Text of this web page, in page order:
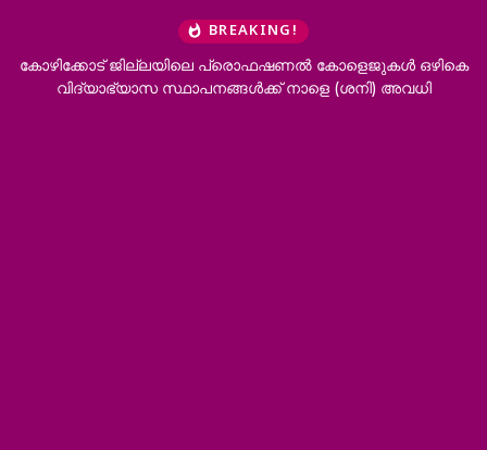
BREAKING!
കോഴിക്കോട് ജില്ലയിലെ പ്രൊഫഷണൽ കോളെജുകൾ ഒഴികെ
വിദ്യാഭ്യാസ സ്ഥാപനങ്ങൾക്ക് നാളെ (ശനി) അവധി